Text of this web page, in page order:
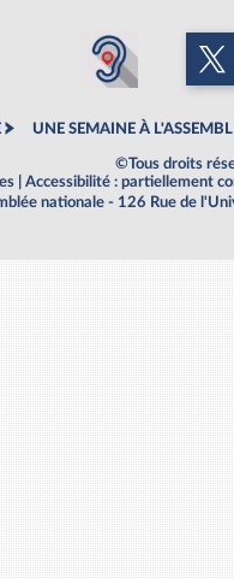
UNE SEMAINE À
©Tous droits
Accessibilité : partiellement
nationale - 126 Rue de